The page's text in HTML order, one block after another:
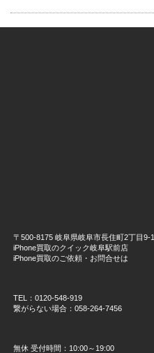
〒500-8175 岐阜県岐阜市長住町2丁目9-1
iPhone買取のクイック岐阜駅前店
iPhone買取のご依頼・お問合せは
TEL：0120-548-919
繋がらない場合：058-264-7456
無休 受付時間：10:00～19:00